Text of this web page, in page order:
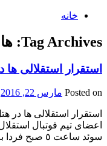
خانه
Tag Archives: ها ٤
استقرار استقلالی ها در
Posted on مارس 22, 2016
استقرار استقلالی ها در هتل ٤
اعضای تیم فوتبال
سوئد ساعت ٥ صبح فردا به سمت سوئد پرواز می کند.